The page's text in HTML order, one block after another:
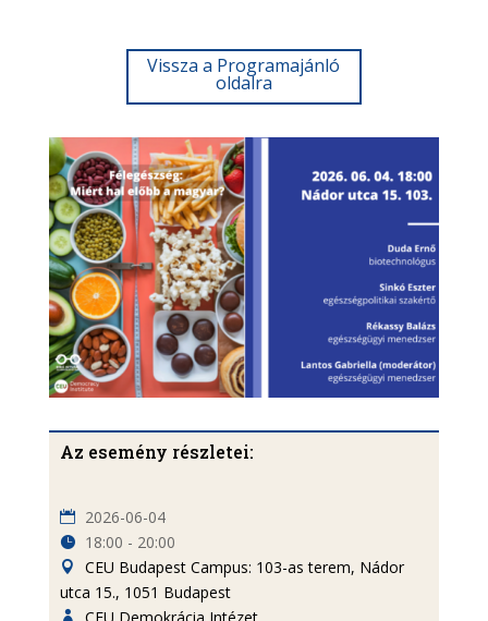
Vissza a Programajánló
oldalra
Az esemény részletei:
2026-06-04
18:00 - 20:00
CEU Budapest Campus: 103-as terem, Nádor
utca 15., 1051 Budapest